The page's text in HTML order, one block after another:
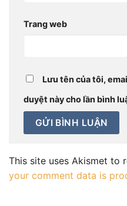
Trang web
Lưu tên của tôi,
duyệt này cho lần bình
This site uses Akismet to
your comment data is